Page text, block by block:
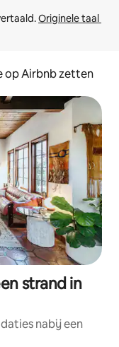
Originele taal
op Airbnb zetten
strand in
nabij een